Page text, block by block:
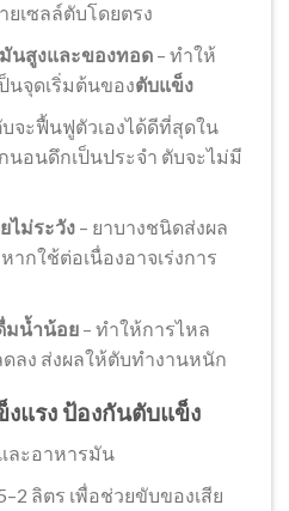
เซลล์ตับโดยตรง
นสูงและของทอด– ทำให้
นจุดเริ่มต้นของตับแข็ง
บจะฟื้นฟูตัวเองได้ดีที่สุดใน
นอนดึกเป็นประจำ ตับจะไม่มี
ไม่ระวัง– ยาบางชนิดส่งผล
กใช้ต่อเนื่องอาจเร่งการ
มน้ำน้อย– ทำให้การไหล
ดลง ส่งผลให้ตับทำงานหนัก
แรง ป้องกันตับแข็ง
ละอาหารมัน
ลิตร เพื่อช่วยขับของเสีย